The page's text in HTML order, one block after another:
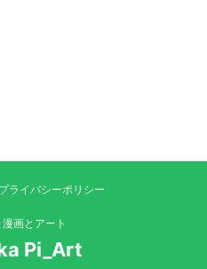
プライバシーポリシー
画とアート
Pi_Art